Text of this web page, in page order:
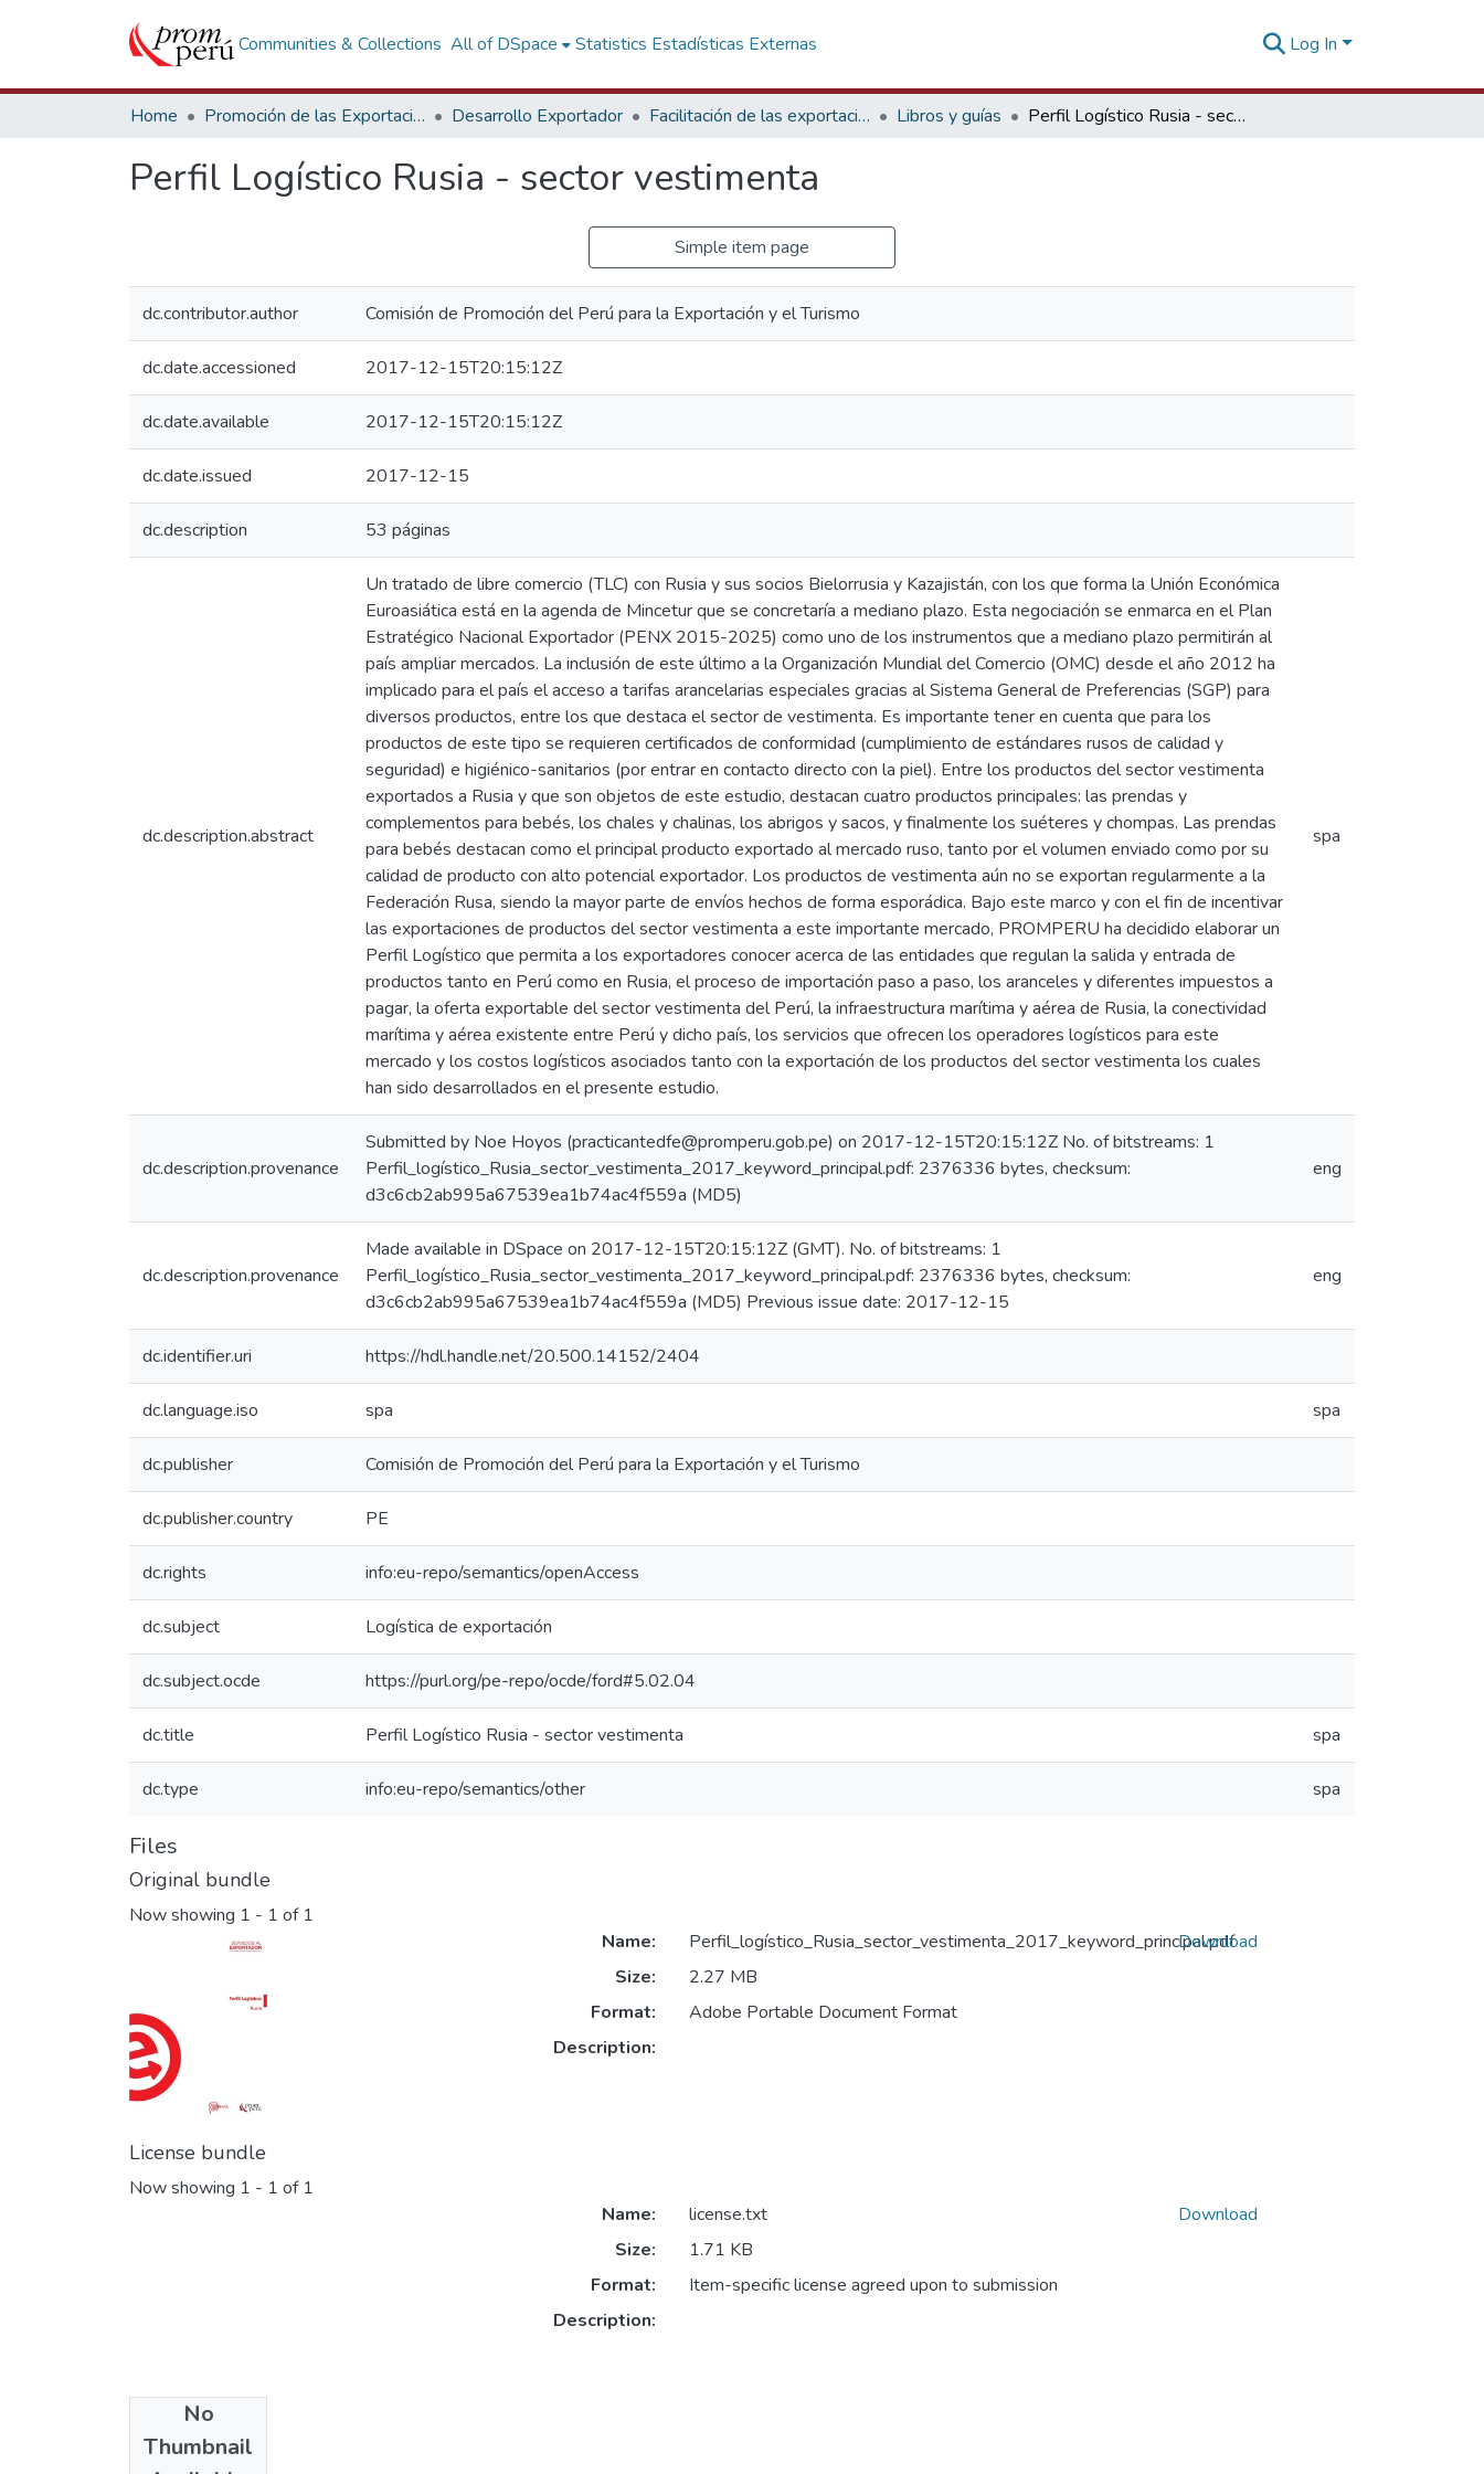
Communities & Collections All of DSpace Statistics Estadísticas Externas Log In
Home Promoción de las Exportaciones Desarrollo Exportador Facilitación de las exportaciones Libros y guías Perfil Logístico Rusia - sector vestimenta
Perfil Logístico Rusia - sector vestimenta
Simple item page
dc.contributor.author Comisión de Promoción del Perú para la Exportación y el Turismo
dc.date.accessioned 2017-12-15T20:15:12Z
dc.date.available 2017-12-15T20:15:12Z
dc.date.issued 2017-12-15
dc.description 53 páginas
dc.description.abstract
Un tratado de libre comercio (TLC) con Rusia y sus socios Bielorrusia y Kazajistán, con los que forma la Unión Económica
Euroasiática está en la agenda de Mincetur que se concretaría a mediano plazo. Esta negociación se enmarca en el Plan
Estratégico Nacional Exportador (PENX 2015-2025) como uno de los instrumentos que a mediano plazo permitirán al
país ampliar mercados. La inclusión de este último a la Organización Mundial del Comercio (OMC) desde el año 2012 ha
implicado para el país el acceso a tarifas arancelarias especiales gracias al Sistema General de Preferencias (SGP) para
diversos productos, entre los que destaca el sector de vestimenta. Es importante tener en cuenta que para los
productos de este tipo se requieren certificados de conformidad (cumplimiento de estándares rusos de calidad y
seguridad) e higiénico-sanitarios (por entrar en contacto directo con la piel). Entre los productos del sector vestimenta
exportados a Rusia y que son objetos de este estudio, destacan cuatro productos principales: las prendas y
complementos para bebés, los chales y chalinas, los abrigos y sacos, y finalmente los suéteres y chompas. Las prendas
para bebés destacan como el principal producto exportado al mercado ruso, tanto por el volumen enviado como por su
calidad de producto con alto potencial exportador. Los productos de vestimenta aún no se exportan regularmente a la
Federación Rusa, siendo la mayor parte de envíos hechos de forma esporádica. Bajo este marco y con el fin de incentivar
las exportaciones de productos del sector vestimenta a este importante mercado, PROMPERU ha decidido elaborar un
Perfil Logístico que permita a los exportadores conocer acerca de las entidades que regulan la salida y entrada de
productos tanto en Perú como en Rusia, el proceso de importación paso a paso, los aranceles y diferentes impuestos a
pagar, la oferta exportable del sector vestimenta del Perú, la infraestructura marítima y aérea de Rusia, la conectividad
marítima y aérea existente entre Perú y dicho país, los servicios que ofrecen los operadores logísticos para este
mercado y los costos logísticos asociados tanto con la exportación de los productos del sector vestimenta los cuales
han sido desarrollados en el presente estudio.
spa
dc.description.provenance
Submitted by Noe Hoyos (practicantedfe@promperu.gob.pe) on 2017-12-15T20:15:12Z No. of bitstreams: 1
Perfil_logístico_Rusia_sector_vestimenta_2017_keyword_principal.pdf: 2376336 bytes, checksum:
d3c6cb2ab995a67539ea1b74ac4f559a (MD5)
eng
dc.description.provenance
Made available in DSpace on 2017-12-15T20:15:12Z (GMT). No. of bitstreams: 1
Perfil_logístico_Rusia_sector_vestimenta_2017_keyword_principal.pdf: 2376336 bytes, checksum:
d3c6cb2ab995a67539ea1b74ac4f559a (MD5) Previous issue date: 2017-12-15
eng
dc.identifier.uri https://hdl.handle.net/20.500.14152/2404
dc.language.iso spa spa
dc.publisher Comisión de Promoción del Perú para la Exportación y el Turismo
dc.publisher.country PE
dc.rights info:eu-repo/semantics/openAccess
dc.subject Logística de exportación
dc.subject.ocde https://purl.org/pe-repo/ocde/ford#5.02.04
dc.title Perfil Logístico Rusia - sector vestimenta spa
dc.type info:eu-repo/semantics/other spa
Files
Original bundle
Now showing 1 - 1 of 1
Name:
Perfil_logístico_Rusia_sector_vestimenta_2017_keyword_principal.pdf
Size:
2.27 MB
Format:
Adobe Portable Document Format
Description:
Download
License bundle
Now showing 1 - 1 of 1
No
Thumbnail
Name:
license.txt
Size:
1.71 KB
Format:
Item-specific license agreed upon to submission
Description:
Download
Collections
Libros y guías